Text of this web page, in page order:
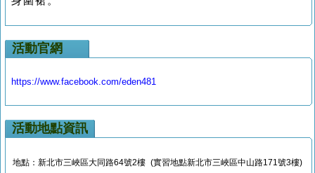
活動官網
https://www.facebook.com/eden481
活動地點資訊
地點：新北市三峽區大同路64號2樓 (實習地點新北市三峽區中山路171號3樓)